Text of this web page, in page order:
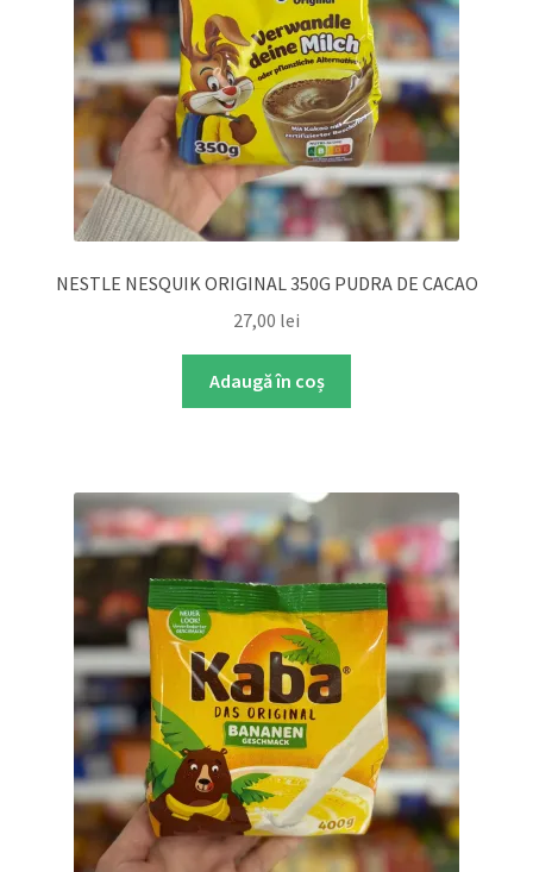
NESTLE NESQUIK ORIGINAL 350G PUDRA DE CACAO
27,00 lei
Adaugă în coș